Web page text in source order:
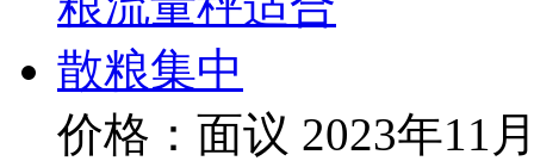
价格：面议 2023年11